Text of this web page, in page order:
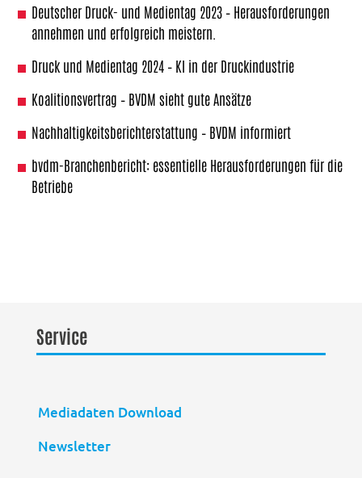
Deutscher Druck- und Medientag 2023 – Herausforderungen
annehmen und erfolgreich meistern.
Druck und Medientag 2024 – KI in der Druckindustrie
Koalitionsvertrag – BVDM sieht gute Ansätze
Nachhaltigkeitsberichterstattung – BVDM informiert
bvdm-Branchenbericht: essentielle Herausforderungen für die
Betriebe
Service
Mediadaten Download
Newsletter